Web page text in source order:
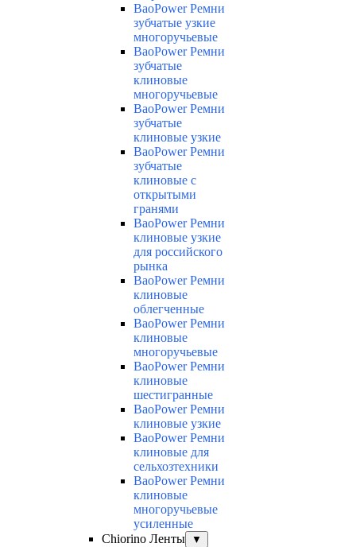
BaoPower Ремни
зубчатые узкие
многоручьевые
BaoPower Ремни
зубчатые
клиновые
многоручьевые
BaoPower Ремни
зубчатые
клиновые узкие
BaoPower Ремни
зубчатые
клиновые с
открытыми
гранями
BaoPower Ремни
клиновые узкие
для российского
рынка
BaoPower Ремни
клиновые
облегченные
BaoPower Ремни
клиновые
многоручьевые
BaoPower Ремни
клиновые
шестигранные
BaoPower Ремни
клиновые узкие
BaoPower Ремни
клиновые для
сельхозтехники
BaoPower Ремни
клиновые
многоручьевые
усиленные
Chiorino Ленты
▼